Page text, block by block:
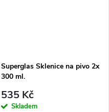
Superglas Sklenice na pivo 2x
300 ml.
535 Kč
Skladem